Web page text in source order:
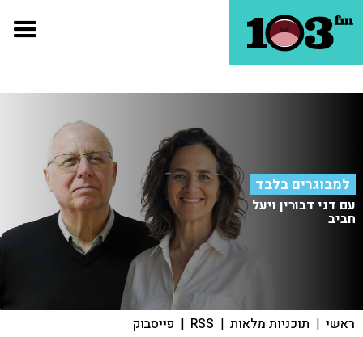
למבוגרים בלבד
עם דני דבורין ויעל
חביב
ראשי | תוכניות מלאות |
RSS
| פייסבוק